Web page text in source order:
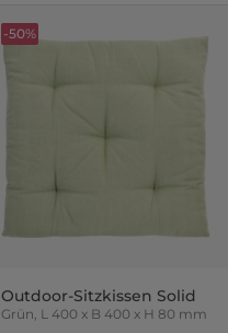
Outdoor-Sitzkissen Solid
Grün, L 400 x B 400 x H 80 mm
-50%